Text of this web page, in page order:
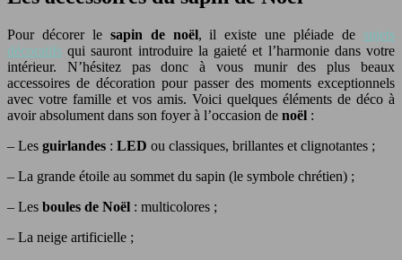
Pour décorer le sapin de noël, il existe une pléiade de sujets
décoratifs qui sauront introduire la gaieté et l’harmonie dans votre
intérieur. N’hésitez pas donc à vous munir des plus beaux
accessoires de décoration pour passer des moments exceptionnels
avec votre famille et vos amis. Voici quelques éléments de déco à
avoir absolument dans son foyer à l’occasion de noël :
– Les guirlandes : LED ou classiques, brillantes et clignotantes ;
– La grande étoile au sommet du sapin (le symbole chrétien) ;
– Les boules de Noël : multicolores ;
– La neige artificielle ;